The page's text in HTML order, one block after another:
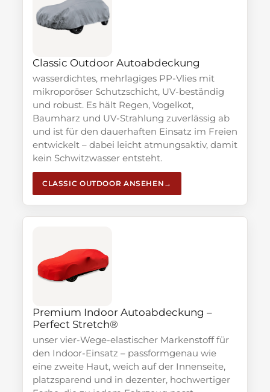
Classic Outdoor Autoabdeckung
wasserdichtes, mehrlagiges PP-Vlies mit
mikroporöser Schutzschicht, UV-beständig
und robust. Es hält Regen, Vogelkot,
Baumharz und UV-Strahlung zuverlässig ab
und ist für den dauerhaften Einsatz im Freien
entwickelt – dabei leicht atmungsaktiv, damit
kein Schwitzwasser entsteht.
CLASSIC OUTDOOR ANSEHEN
Premium Indoor Autoabdeckung –
Perfect Stretch®
unser vier-Wege-elastischer Markenstoff für
den Indoor-Einsatz – passformgenau wie
eine zweite Haut, weich auf der Innenseite,
platzsparend und in dezenter, hochwertiger